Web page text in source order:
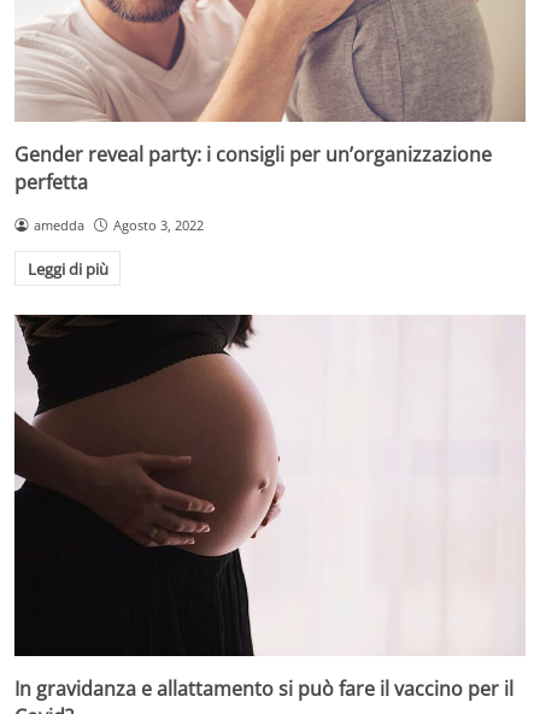
Gender reveal party: i consigli per un’organizzazione
perfetta
amedda Agosto 3, 2022
Leggi di più
In gravidanza e allattamento si può fare il vaccino per il